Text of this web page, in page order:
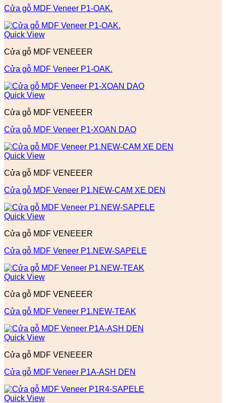
Cửa gỗ MDF Veneer P1-OAK.
Quick View
Cửa gỗ MDF VENEEER
Cửa gỗ MDF Veneer P1-OAK.
Quick View
Cửa gỗ MDF VENEEER
Cửa gỗ MDF Veneer P1-XOAN DAO
Quick View
Cửa gỗ MDF VENEEER
Cửa gỗ MDF Veneer P1.NEW-CAM XE DEN
Quick View
Cửa gỗ MDF VENEEER
Cửa gỗ MDF Veneer P1.NEW-SAPELE
Quick View
Cửa gỗ MDF VENEEER
Cửa gỗ MDF Veneer P1.NEW-TEAK
Quick View
Cửa gỗ MDF VENEEER
Cửa gỗ MDF Veneer P1A-ASH DEN
Quick View